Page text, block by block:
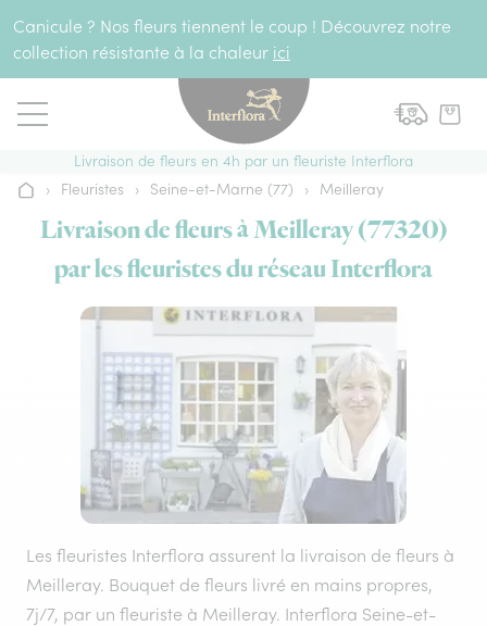
Canicule ? Nos fleurs tiennent le coup ! Découvrez notre
collection résistante à la chaleur ici
Livraison de fleurs en 4h par un fleuriste Interflora
Accueil
› Fleuristes › Seine-et-Marne (77) › Meilleray
Livraison de fleurs à Meilleray (77320)
par les fleuristes du réseau Interflora
Les fleuristes Interflora assurent la livraison de fleurs à
Meilleray. Bouquet de fleurs livré en mains propres,
7j/7, par un fleuriste à Meilleray. Interflora Seine-et-